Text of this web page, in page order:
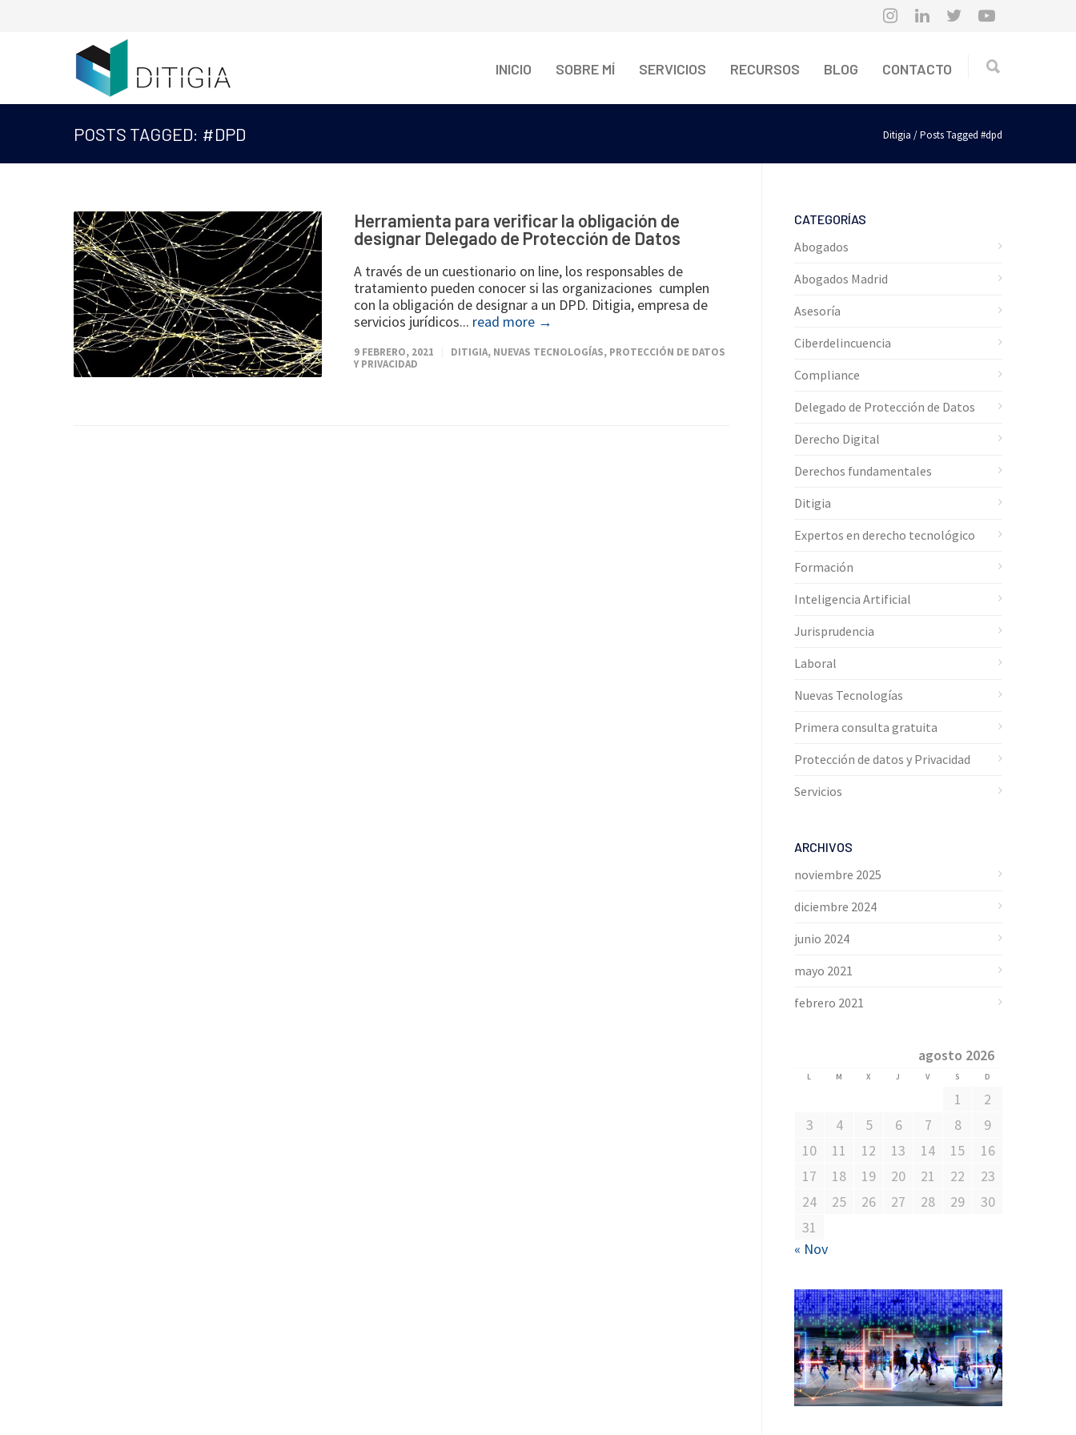
INICIO SOBRE MÍ SERVICIOS RECURSOS BLOG CONTACTO
POSTS TAGGED: #DPD Ditigia / Posts Tagged #dpd
Herramienta para verificar la obligación de
designar Delegado de Protección de Datos
A través de un cuestionario on line, los responsables de
tratamiento pueden conocer si las organizaciones cumplen
con la obligación de designar a un DPD. Ditigia, empresa de
servicios jurídicos... read more →
9 FEBRERO, 2021 DITIGIA, NUEVAS TECNOLOGÍAS, PROTECCIÓN DE DATOS
Y PRIVACIDAD
CATEGORÍAS
Abogados
Abogados Madrid
Asesoría
Ciberdelincuencia
Compliance
Delegado de Protección de Datos
Derecho Digital
Derechos fundamentales
Ditigia
Expertos en derecho tecnológico
Formación
Inteligencia Artificial
Jurisprudencia
Laboral
Nuevas Tecnologías
Primera consulta gratuita
Protección de datos y Privacidad
Servicios
ARCHIVOS
noviembre 2025
diciembre 2024
junio 2024
mayo 2021
febrero 2021
agosto 2026
L M X J V S D
1
2
3
4 5 6 7 8
9
10
11 12 13 14 15
16
17
18 19 20 21 22
23
24
25 26 27 28 29
30
31
« Nov